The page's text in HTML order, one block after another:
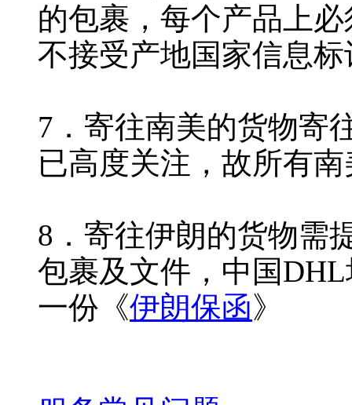
的包裹，每个产品上
不接受产地国家信息
7．寄往南美的货物寄
已高度关注，故所有
8．寄往伊朗的货物需
包裹及文件，中国
一份《伊朗保函》